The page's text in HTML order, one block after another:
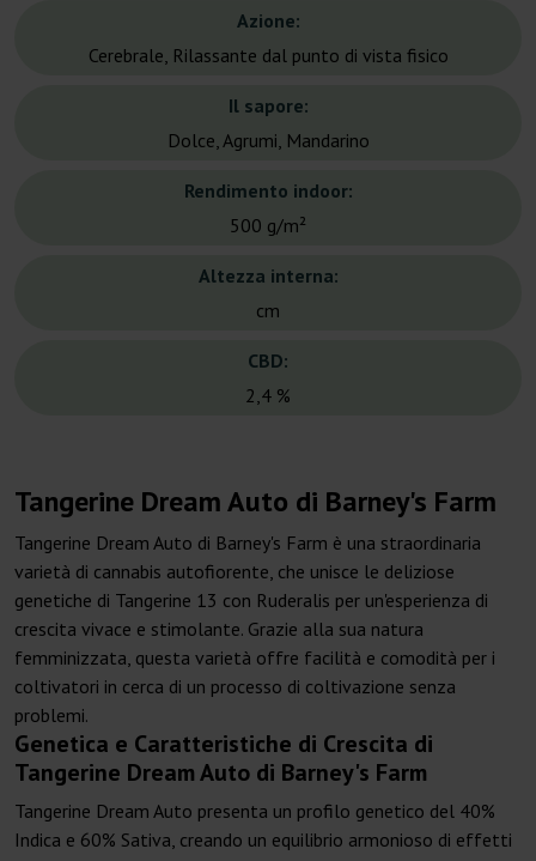
Azione:
Cerebrale, Rilassante dal punto di vista fisico
Il sapore:
Dolce, Agrumi, Mandarino
Rendimento indoor:
500 g/m²
Altezza interna:
cm
CBD:
2,4 %
Tangerine Dream Auto di Barney's Farm
Tangerine Dream Auto di Barney's Farm è una straordinaria
varietà di cannabis autofiorente, che unisce le deliziose
genetiche di Tangerine 13 con Ruderalis per un'esperienza di
crescita vivace e stimolante. Grazie alla sua natura
femminizzata, questa varietà offre facilità e comodità per i
coltivatori in cerca di un processo di coltivazione senza
problemi.
Genetica e Caratteristiche di Crescita di
Tangerine Dream Auto di Barney's Farm
Tangerine Dream Auto presenta un profilo genetico del 40%
Indica e 60% Sativa, creando un equilibrio armonioso di effetti